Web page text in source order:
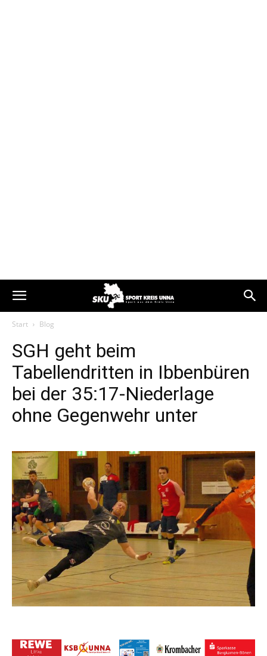
Start Blog
SGH geht beim
Tabellendritten in Ibbenbüren
bei der 35:17-Niederlage
ohne Gegenwehr unter